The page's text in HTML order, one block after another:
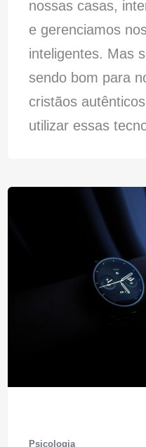
nossas casas,
e gerenciamos
inteligentes. Mas
sendo bom para
cristãos
utilizar essas
Psicologia